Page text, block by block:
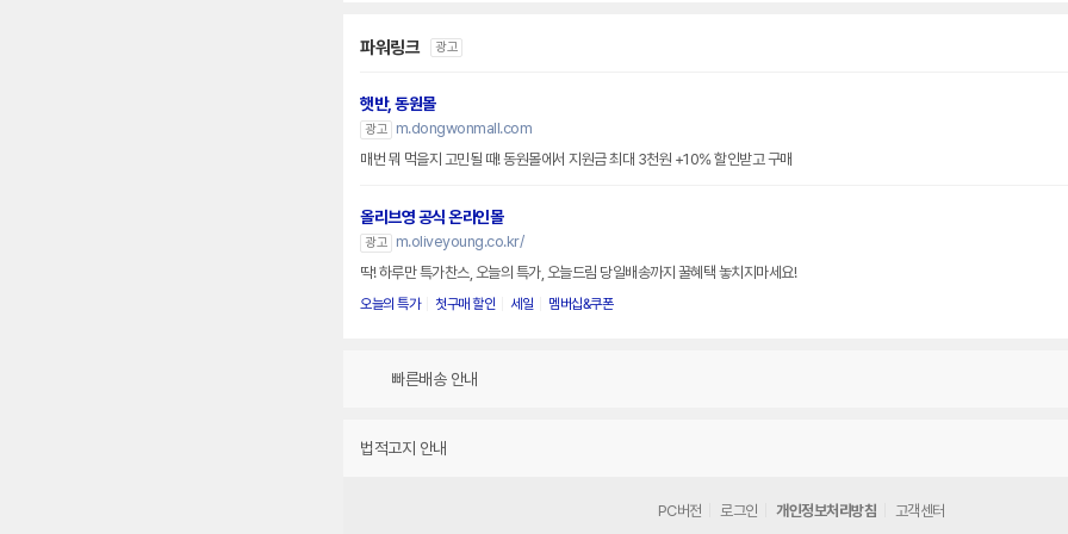
파워링크 광고
햇반, 동원몰
광고
m.dongwonmall.com
매번 뭐 먹을지 고민될 때! 동원몰에서 지원금 최대 3천원 +10% 할인받고 구매
올리브영 공식 온라인몰
광고
m.oliveyoung.co.kr/
딱! 하루만 특가찬스, 오늘의 특가, 오늘드림 당일배송까지 꿀혜택 놓치지마세요!
오늘의 특가 첫구매 할인 세일 멤버십&쿠폰
빠른배송 안내
법적고지 안내
PC버전 로그인 개인정보처리방침 고객센터